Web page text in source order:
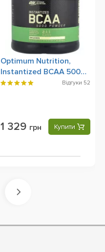
Optimum Nutrition,
Instantized BCAA 5000
Powder, 345 g
Відгуки 52
1 329 грн Купити